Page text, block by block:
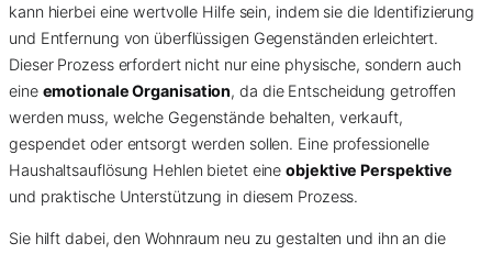
kann hierbei eine wertvolle Hilfe sein, indem sie die Identifizierung
und Entfernung von überflüssigen Gegenständen erleichtert.
Dieser Prozess erfordert nicht nur eine physische, sondern auch
eine emotionale Organisation, da die Entscheidung getroffen
werden muss, welche Gegenstände behalten, verkauft,
gespendet oder entsorgt werden sollen. Eine professionelle
Haushaltsauflösung Hehlen bietet eineobjektive Perspektive
und praktische Unterstützung in diesem Prozess.
Sie hilft dabei, den Wohnraum neu zu gestalten und ihn an die